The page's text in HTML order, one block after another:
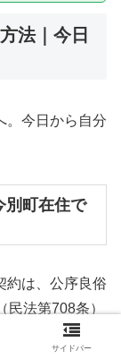
法｜今日
。今日から自分
別町在住で
約は、公序良俗
法第708条）
在住であって
サイドバー